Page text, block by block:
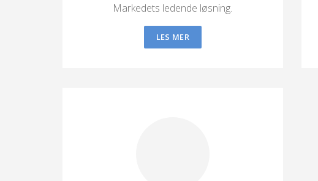
Markedets ledende løsning.
LES MER